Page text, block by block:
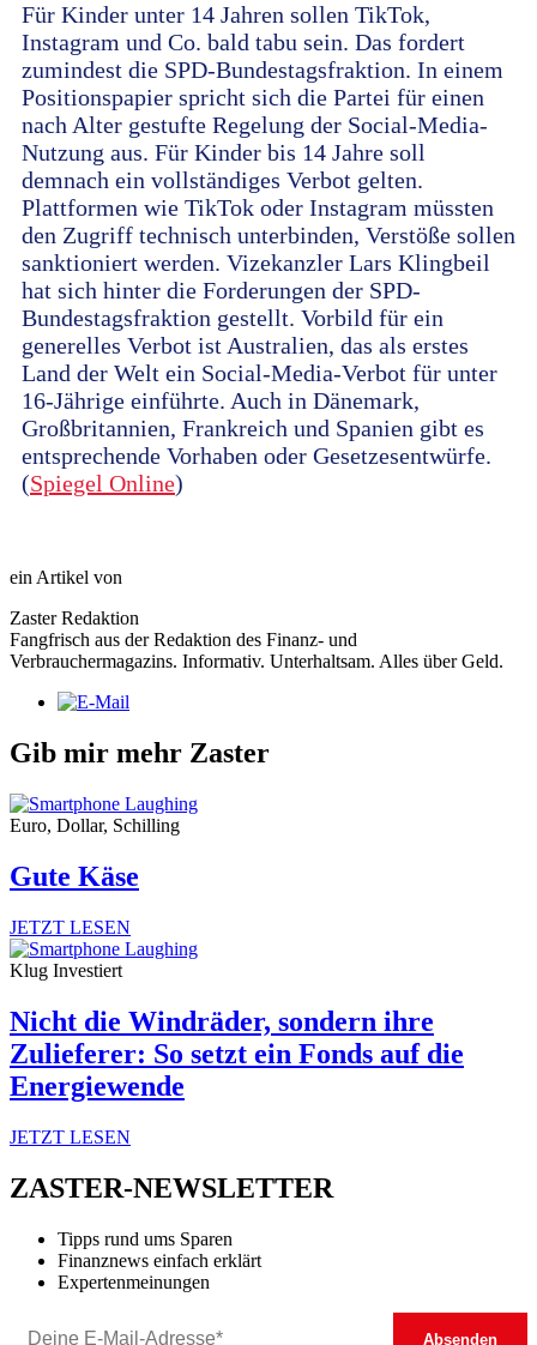
Für Kinder unter 14 Jahren sollen TikTok,
Instagram und Co. bald tabu sein. Das fordert
zumindest die SPD-Bundestagsfraktion. In einem
Positionspapier spricht sich die Partei für einen
nach Alter gestufte Regelung der Social-Media-
Nutzung aus. Für Kinder bis 14 Jahre soll
demnach ein vollständiges Verbot gelten.
Plattformen wie TikTok oder Instagram müssten
den Zugriff technisch unterbinden, Verstöße sollen
sanktioniert werden. Vizekanzler Lars Klingbeil
hat sich hinter die Forderungen der SPD-
Bundestagsfraktion gestellt. Vorbild für ein
generelles Verbot ist Australien, das als erstes
Land der Welt ein Social-Media-Verbot für unter
16-Jährige einführte. Auch in Dänemark,
Großbritannien, Frankreich und Spanien gibt es
entsprechende Vorhaben oder Gesetzesentwürfe.
(Spiegel Online)
ein Artikel von
Zaster Redaktion
Fangfrisch aus der Redaktion des Finanz- und
Verbrauchermagazins. Informativ. Unterhaltsam. Alles über Geld.
Gib mir mehr Zaster
Euro, Dollar, Schilling
Gute Käse
JETZT LESEN
Klug Investiert
Nicht die Windräder, sondern ihre
Zulieferer: So setzt ein Fonds auf die
Energiewende
JETZT LESEN
ZASTER-NEWSLETTER
Tipps rund ums Sparen
Finanznews einfach erklärt
Expertenmeinungen